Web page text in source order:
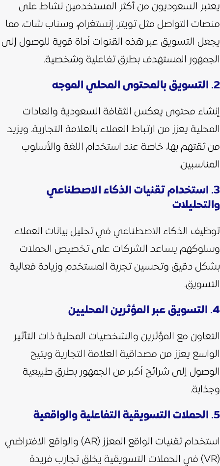
يعتبر السعوديون من أكثر المستخدمين نشاط على
منصات التواصل مثل تويتر، إنستغرام، وسناب شات، مما
يجعل التسويق عبر هذه القنوات أداة قوية للوصول إلى
الجمهور المستهدف بطرق تفاعلية وشخصية.
2. التسويق بالمحتوى المحلي الموجه
إنشاء محتوى يعكس الثقافة السعودية والعادات
المحلية يعزز من ارتباط العملاء بالعلامة التجارية، ويزيد
من ثقتهم بها، خاصة عند استخدام اللغة والأسلوب
المناسبين.
3. استخدام تقنيات الذكاء الاصطناعي
والتحليلات
توظيف الذكاء الاصطناعي في تحليل بيانات العملاء
وسلوكهم يساعد الشركات على تخصيص الحملات
بشكل دقيق وتحسين تجربة المستخدم وزيادة فعالية
التسويق.
4. التسويق عبر المؤثرين المحليين
التعاون مع المؤثرين والشخصيات المحلية ذات التأثير
الواسع يعزز من مصداقية العلامة التجارية ويتيح
الوصول إلى شرائح أكبر من الجمهور بطرق طبيعية
وجذابة.
5. الحملات التسويقية التفاعلية والواقعية
استخدام تقنيات الواقع المعزز (AR) والواقع الافتراضي
(VR) في الحملات التسويقية يخلق تجارب فريدة